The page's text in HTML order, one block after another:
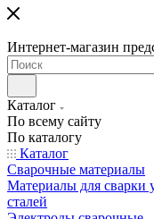
Интернет-магазин
Каталог
По всему сайту
По каталогу
Каталог
Сварочные материалы
Материалы для сварки
сталей